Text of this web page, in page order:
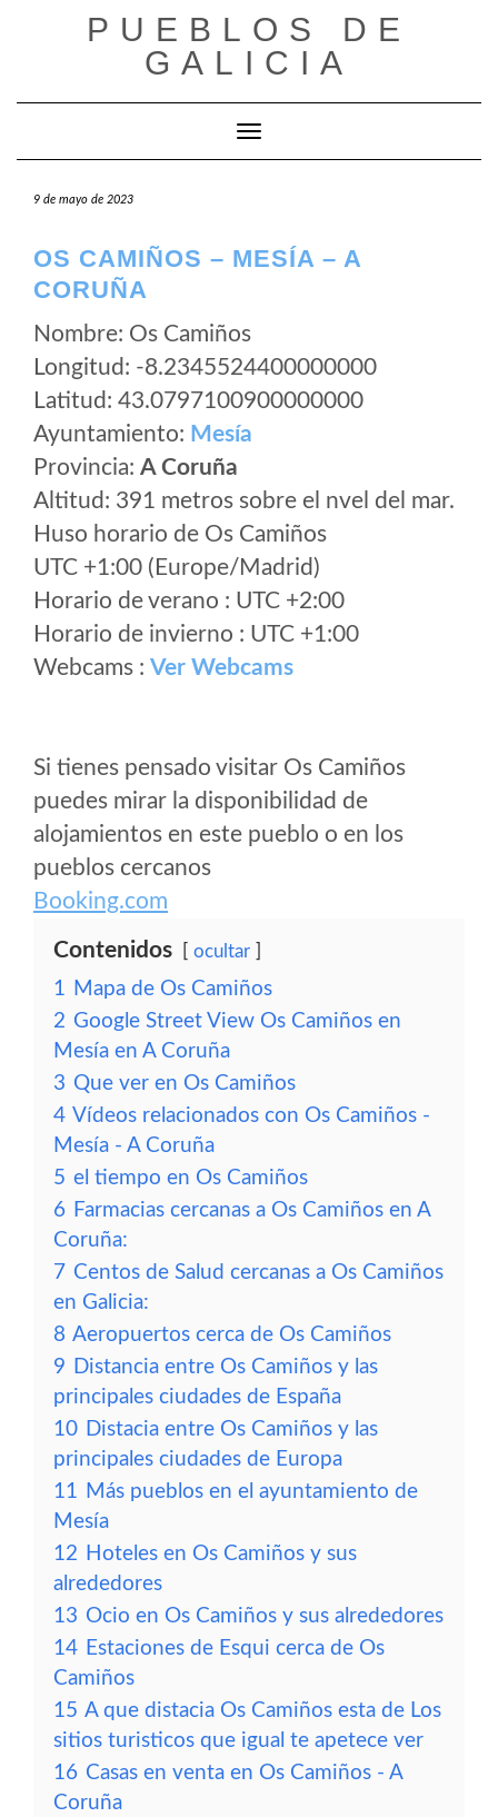
PUEBLOS DE
GALICIA
Cambiar modo de navegación
9 de mayo de 2023
OS CAMIÑOS – MESÍA – A
CORUÑA
Nombre: Os Camiños
Longitud: -8.2345524400000000
Latitud: 43.0797100900000000
Ayuntamiento: Mesía
Provincia: A Coruña
Altitud: 391 metros sobre el nvel del mar.
Huso horario de Os Camiños
UTC +1:00 (Europe/Madrid)
Horario de verano : UTC +2:00
Horario de invierno : UTC +1:00
Webcams : Ver Webcams
Si tienes pensado visitar Os Camiños
puedes mirar la disponibilidad de
alojamientos en este pueblo o en los
pueblos cercanos
Booking.com
Contenidos ocultar
1 Mapa de Os Camiños
2 Google Street View Os Camiños en
Mesía en A Coruña
3 Que ver en Os Camiños
4 Vídeos relacionados con Os Camiños -
Mesía - A Coruña
5 el tiempo en Os Camiños
6 Farmacias cercanas a Os Camiños en A
Coruña:
7 Centos de Salud cercanas a Os Camiños
en Galicia:
8 Aeropuertos cerca de Os Camiños
9 Distancia entre Os Camiños y las
principales ciudades de España
10 Distacia entre Os Camiños y las
principales ciudades de Europa
11 Más pueblos en el ayuntamiento de
Mesía
12 Hoteles en Os Camiños y sus
alrededores
13 Ocio en Os Camiños y sus alrededores
14 Estaciones de Esqui cerca de Os
Camiños
15 A que distacia Os Camiños esta de Los
sitios turisticos que igual te apetece ver
16 Casas en venta en Os Camiños - A
Coruña